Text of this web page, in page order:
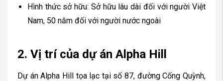
Hình thức sở hữu: Sở hữu lâu dài đối với người Việt
Nam, 50 năm đối với người nước ngoài
2. Vị trí của dự án Alpha Hill
Dự án Alpha Hill tọa lạc tại số 87, đường Cống Quỳnh,